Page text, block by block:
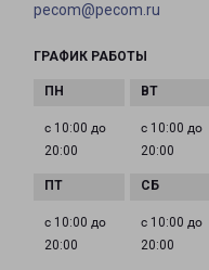
pecom@pecom.ru
ГРАФИК РАБОТЫ
с 10:00 до
20:00
с 10:00 до
20:00
с 10:00 до
20:00
с 10:00 до
20:00